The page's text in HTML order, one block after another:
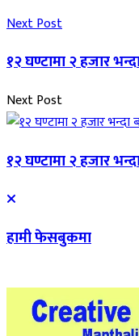
Next Post
१२ घण्टामा २ हजार
Next Post
१२ घण्टामा २ हजार
हामी फेसबुकमा